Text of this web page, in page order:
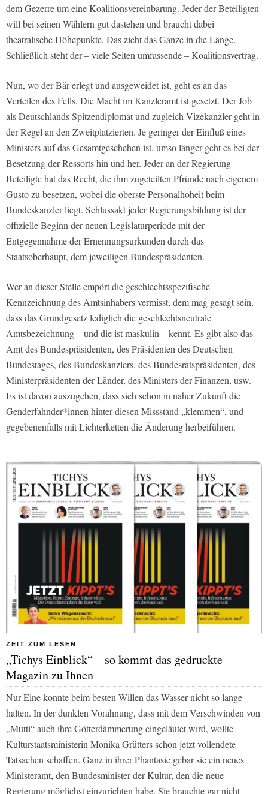
dem Gezerre um eine Koalitionsvereinbarung. Jeder der Beteiligten
will bei seinen Wählern gut dastehen und braucht dabei
theatralische Höhepunkte. Das zieht das Ganze in die Länge.
Schließlich steht der – viele Seiten umfassende – Koalitionsvertrag.
Nun, wo der Bär erlegt und ausgeweidet ist, geht es an das
Verteilen des Fells. Die Macht im Kanzleramt ist gesetzt. Der Job
als Deutschlands Spitzendiplomat und zugleich Vizekanzler geht in
der Regel an den Zweitplatzierten. Je geringer der Einfluß eines
Ministers auf das Gesamtgeschehen ist, umso länger geht es bei der
Besetzung der Ressorts hin und her. Jeder an der Regierung
Beteiligte hat das Recht, die ihm zugeteilten Pfründe nach eigenem
Gusto zu besetzen, wobei die oberste Personalhoheit beim
Bundeskanzler liegt. Schlussakt jeder Regierungsbildung ist der
offizielle Beginn der neuen Legislaturperiode mit der
Entgegennahme der Ernennungsurkunden durch das
Staatsoberhaupt, dem jeweiligen Bundespräsidenten.
Wer an dieser Stelle empört die geschlechtsspezifische
Kennzeichnung des Amtsinhabers vermisst, dem mag gesagt sein,
dass das Grundgesetz lediglich die geschlechtsneutrale
Amtsbezeichnung – und die ist maskulin – kennt. Es gibt also das
Amt des Bundespräsidenten, des Präsidenten des Deutschen
Bundestages, des Bundeskanzlers, des Bundesratspräsidenten, des
Ministerpräsidenten der Länder, des Ministers der Finanzen, usw.
Es ist davon auszugehen, dass sich schon in naher Zukunft die
Genderfahnder*innen hinter diesen Missstand „klemmen“, und
gegebenenfalls mit Lichterketten die Änderung herbeiführen.
ZEIT ZUM LESEN
„Tichys Einblick“ – so kommt das gedruckte
Magazin zu Ihnen
Nur Eine konnte beim besten Willen das Wasser nicht so lange
halten. In der dunklen Vorahnung, dass mit dem Verschwinden von
„Mutti“ auch ihre Götterdämmerung eingeläutet wird, wollte
Kulturstaatsministerin Monika Grütters schon jetzt vollendete
Tatsachen schaffen. Ganz in ihrer Phantasie gebar sie ein neues
Ministeramt, den Bundesminister der Kultur, den die neue
Regierung möglichst einzurichten habe. Sie brauchte gar nicht